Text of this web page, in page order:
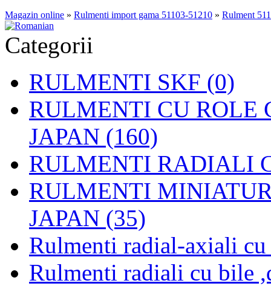
Magazin online » Rulmenti import gama 51103-51210 » Rulment
Categorii
RULMENTI SKF (0)
RULMENTI CU ROLE
JAPAN (160)
RULMENTI RADIALI
RULMENTI
JAPAN (35)
Rulmenti radial-axiali
Rulmenti radiali cu bile